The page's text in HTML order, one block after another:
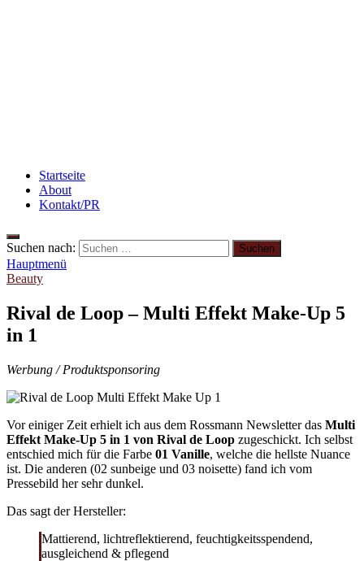
Startseite
About
Kontakt/PR
Suchen nach:
Hauptmenü
Beauty
Rival de Loop – Multi Effekt Make-Up 5
in 1
Werbung / Produktsponsoring
Vor einiger Zeit erhielt ich aus dem Rossmann Newsletter das Multi
Effekt Make-Up 5 in 1 von Rival de Loop zugeschickt. Ich selbst
entschied mich für die Farbe 01 Vanille, welche die hellste Nuance
ist. Die anderen (02 sunbeige und 03 noisette) fand ich vom
Pressebild her sehr dunkel.
Das sagt der Hersteller:
Mattierend, lichtreflektierend, feuchtigkeitsspendend,
ausgleichend & pflegend